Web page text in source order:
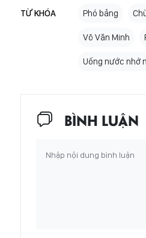
TỪ KHÓA Phó bảng
Võ Văn Minh
Uống nước nhớ
BÌNH LUẬN